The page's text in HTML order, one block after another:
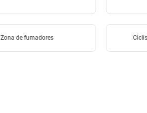
Zona de fumadores